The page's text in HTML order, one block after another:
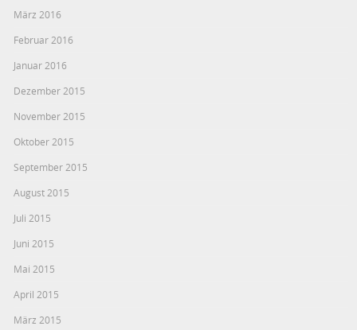
März 2016
Februar 2016
Januar 2016
Dezember 2015
November 2015
Oktober 2015
September 2015
August 2015
Juli 2015
Juni 2015
Mai 2015
April 2015
März 2015